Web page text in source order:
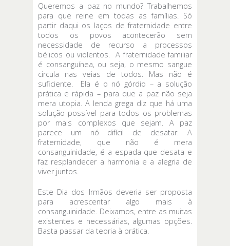
Queremos a paz no mundo? Trabalhemos
para que reine em todas as famílias. Só
partir daqui os laços de fraternidade entre
todos os povos acontecerão sem
necessidade de recurso a processos
bélicos ou violentos. A fraternidade familiar
é consanguínea, ou seja, o mesmo sangue
circula nas veias de todos. Mas não é
suficiente. Ela é o nó górdio – a solução
prática e rápida – para que a paz não seja
mera utopia. A lenda grega diz que há uma
solução possível para todos os problemas
por mais complexos que sejam. A paz
parece um nó difícil de desatar. A
fraternidade, que não é mera
consanguinidade, é a espada que desata e
faz resplandecer a harmonia e a alegria de
viver juntos.
Este Dia dos Irmãos deveria ser proposta
para acrescentar algo mais à
consanguinidade. Deixamos, entre as muitas
existentes e necessárias, algumas opções.
Basta passar da teoria à prática.